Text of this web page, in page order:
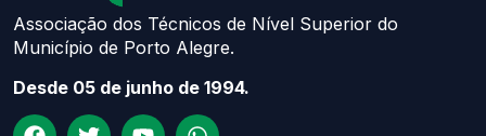
Associação dos Técnicos de Nível Superior do
Município de Porto Alegre.
Desde 05 de junho de 1994.